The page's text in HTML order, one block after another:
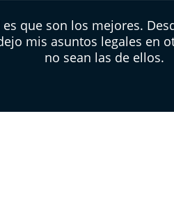
es que son los mejores.
mis asuntos legales en
no sean las de ellos.